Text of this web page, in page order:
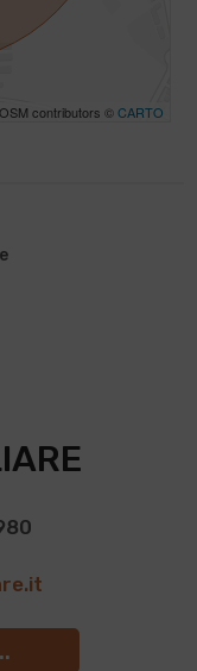
contributors ©CARTO